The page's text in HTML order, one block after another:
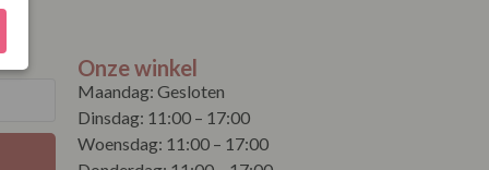
Onze winkel
Maandag: Gesloten
Dinsdag: 11:00 – 17:00
Woensdag: 11:00 – 17:00